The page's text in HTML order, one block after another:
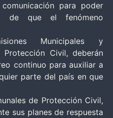
para poder
de que el fenómeno
Municipales y
Protección Civil, deberán
continuo para auxiliar a
parte del país en que
de Protección Civil,
sus planes de respuesta